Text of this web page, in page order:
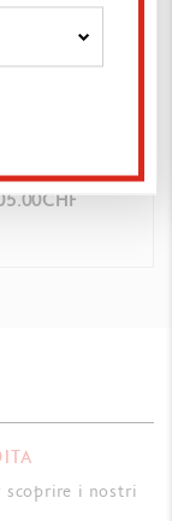
STYLO ZIPPE
scoprire i nostri